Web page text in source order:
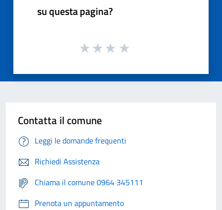
su questa pagina?
Contatta il comune
Leggi le domande frequenti
Richiedi Assistenza
Chiama il comune 0964 345111
Prenota un appuntamento